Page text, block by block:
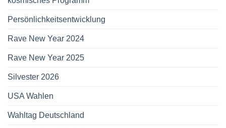
Persönlichkeitsentwicklung
Rave New Year 2024
Rave New Year 2025
Silvester 2026
USA Wahlen
Wahltag Deutschland